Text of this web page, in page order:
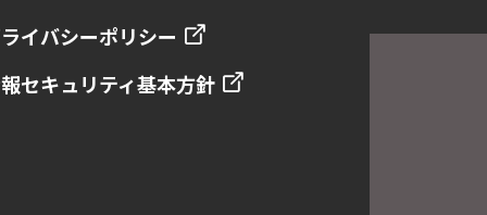
イバシーポリシー
セキュリティ基本方針